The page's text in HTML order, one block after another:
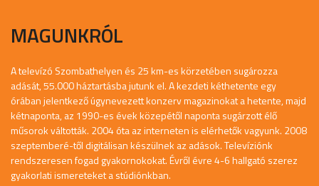
MAGUNKRÓL
A televízó Szombathelyen és 25 km-es körzetében sugározza
adását, 55.000 háztartásba jutunk el. A kezdeti kéthetente egy
órában jelentkező úgynevezett konzerv magazinokat a hetente, majd
kétnaponta, az 1990-es évek közepétől naponta sugárzott élő
műsorok váltották. 2004 óta az interneten is elérhetők vagyunk. 2008
szeptemberé-től digitálisan készülnek az adások. Televíziónk
rendszeresen fogad gyakornokokat. Évről évre 4-6 hallgató szerez
gyakorlati ismereteket a stúdiónkban.